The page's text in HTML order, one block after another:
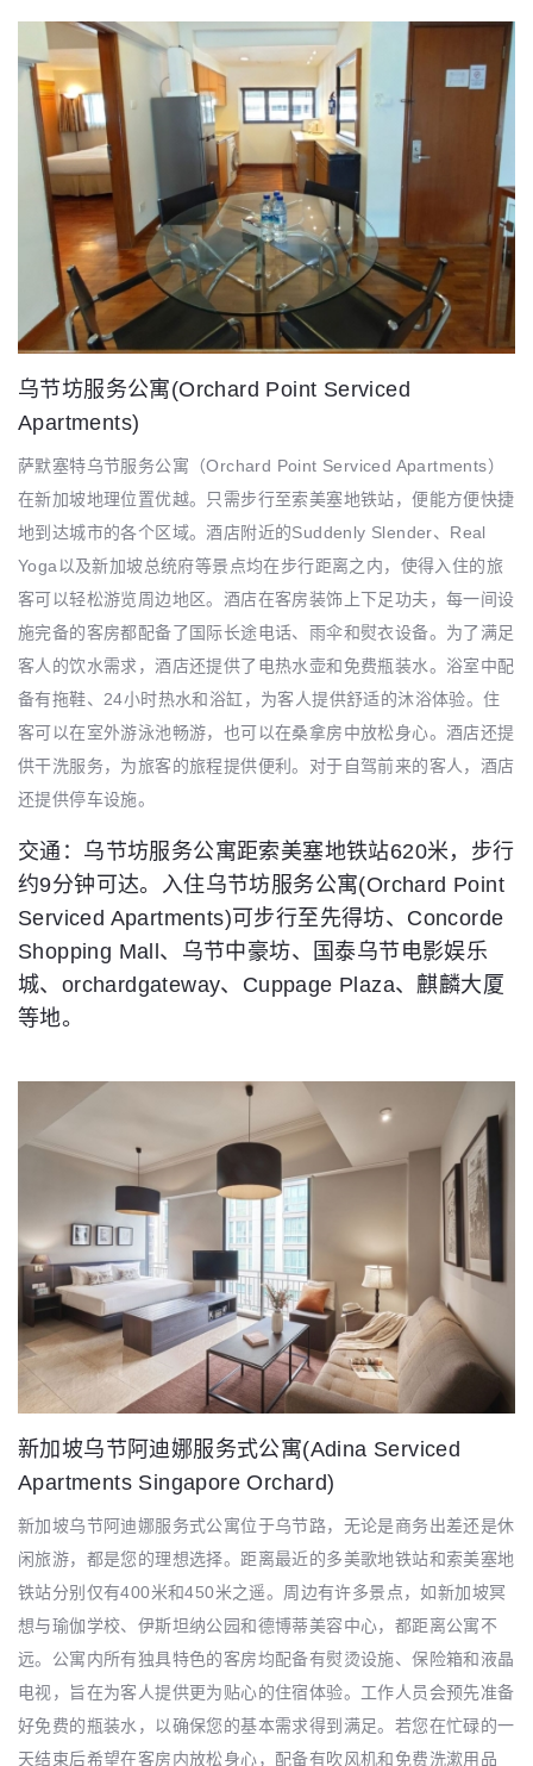
乌节坊服务公寓(Orchard Point Serviced
Apartments)
萨默塞特乌节服务公寓（Orchard Point Serviced Apartments）
在新加坡地理位置优越。只需步行至索美塞地铁站，便能方便快捷
地到达城市的各个区域。酒店附近的Suddenly Slender、Real
Yoga以及新加坡总统府等景点均在步行距离之内，使得入住的旅
客可以轻松游览周边地区。酒店在客房装饰上下足功夫，每一间设
施完备的客房都配备了国际长途电话、雨伞和熨衣设备。为了满足
客人的饮水需求，酒店还提供了电热水壶和免费瓶装水。浴室中配
备有拖鞋、24小时热水和浴缸，为客人提供舒适的沐浴体验。住
客可以在室外游泳池畅游，也可以在桑拿房中放松身心。酒店还提
供干洗服务，为旅客的旅程提供便利。对于自驾前来的客人，酒店
还提供停车设施。
交通：乌节坊服务公寓距索美塞地铁站620米，步行
约9分钟可达。入住乌节坊服务公寓(Orchard Point
Serviced Apartments)可步行至先得坊、Concorde
Shopping Mall、乌节中豪坊、国泰乌节电影娱乐
城、orchardgateway、Cuppage Plaza、麒麟大厦
等地。
新加坡乌节阿迪娜服务式公寓(Adina Serviced
Apartments Singapore Orchard)
新加坡乌节阿迪娜服务式公寓位于乌节路，无论是商务出差还是休
闲旅游，都是您的理想选择。距离最近的多美歌地铁站和索美塞地
铁站分别仅有400米和450米之遥。周边有许多景点，如新加坡冥
想与瑜伽学校、伊斯坦纳公园和德博蒂美容中心，都距离公寓不
远。公寓内所有独具特色的客房均配备有熨烫设施、保险箱和液晶
电视，旨在为客人提供更为贴心的住宿体验。工作人员会预先准备
好免费的瓶装水，以确保您的基本需求得到满足。若您在忙碌的一
天结束后希望在客房内放松身心，配备有吹风机和免费洗漱用品